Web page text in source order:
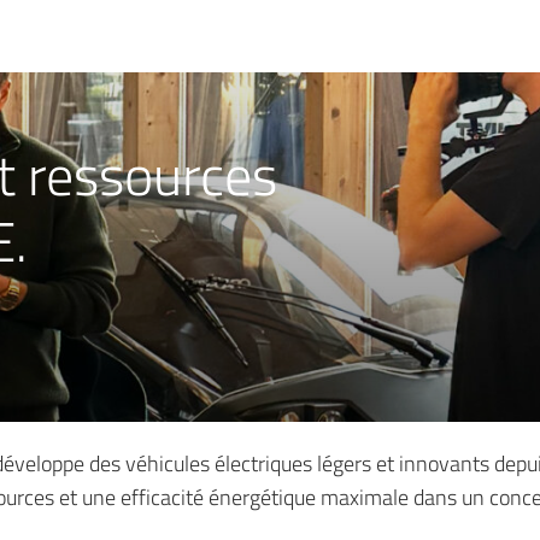
ressources
des véhicules électriques légers et innovants
et une efficacité énergétique maximale dans un